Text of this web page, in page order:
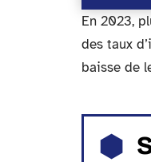
En 2023,
des taux
baisse de